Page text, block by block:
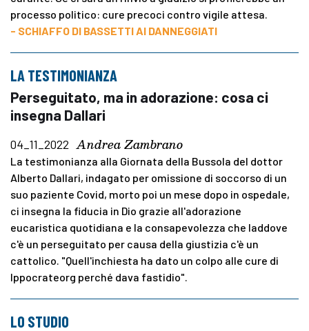
processo politico: cure precoci contro vigile attesa.
- SCHIAFFO DI BASSETTI AI DANNEGGIATI
LA TESTIMONIANZA
Perseguitato, ma in adorazione: cosa ci
insegna Dallari
04_11_2022 Andrea Zambrano
La testimonianza alla Giornata della Bussola del dottor
Alberto Dallari, indagato per omissione di soccorso di un
suo paziente Covid, morto poi un mese dopo in ospedale,
ci insegna la fiducia in Dio grazie all'adorazione
eucaristica quotidiana e la consapevolezza che laddove
c'è un perseguitato per causa della giustizia c'è un
cattolico. "Quell'inchiesta ha dato un colpo alle cure di
Ippocrateorg perché dava fastidio".
LO STUDIO